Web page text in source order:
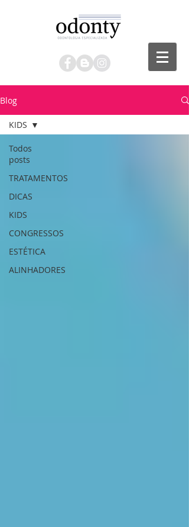
Blog
Todos
posts
TRATAMENTOS
DICAS
KIDS
CONGRESSOS
ESTÉTICA
ALINHADORES
KIDS